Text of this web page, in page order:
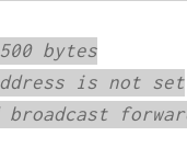
bytes
is not set
broadcast